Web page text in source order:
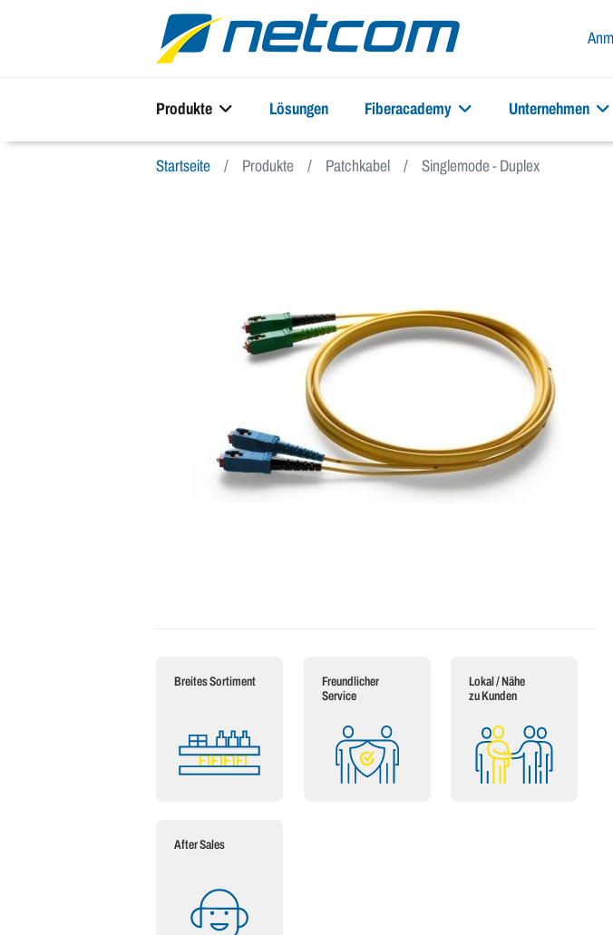
Produkte Lösungen Fiberacademy Unternehmen
Startseite Produkte Patchkabel Singlemode - Duplex
Breites Sortiment
Freundlicher
Service
Lokal / Nähe
zu Kunden
After Sales